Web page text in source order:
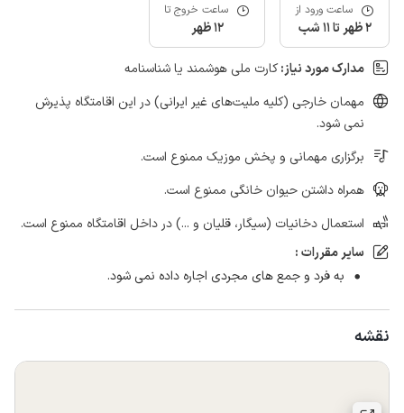
ساعت ورود از
2 ظهر تا 11 شب
ساعت خروج تا
12 ظهر
مدارک مورد نیاز:کارت ملی هوشمند یا شناسنامه
مهمان خارجی (کلیه ملیت‌های غیر ایرانی) در این اقامتگاه پذیرش
نمی شود.
برگزاری مهمانی و پخش موزیک ممنوع است.
همراه داشتن حیوان خانگی ممنوع است.
استعمال دخانیات (سیگار، قلیان و ...) در داخل اقامتگاه ممنوع است.
سایر مقررات :
به فرد و جمع های مجردی اجاره داده نمی شود.
نقشه